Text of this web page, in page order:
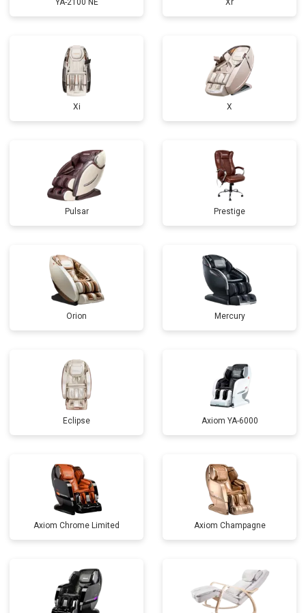
YA-2100 NE Xr
Xi X
Pulsar Prestige
Orion Mercury
Eclipse Axiom YA-6000
Axiom Chrome Limited Axiom Champagne